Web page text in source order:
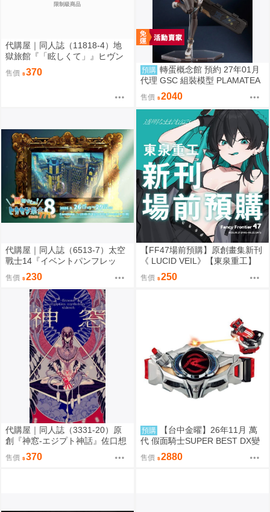
限制級商品
代購屋｜同人誌（11818-4）地
獄旅館『「眩しくて」』ヒヴン
ショウ ないない★ぱらだいす
售價 370 預購 轉蛋概念館 預約 27年01月
代理 GSC 組裝模型 PLAMATEA
繪師toridamono MX醬 約16公分
售價 2040
代購屋｜同人誌（6513-7）太空
戰士14『イベントパンフレッ
ト』【頭割り】運営 なては
售價 230
【FF47場前預購】原創畫集新刊
《 LUCID VEIL》【東泉重工】
售價 250
代購屋｜同人誌（3331-20）原
創『神窓-エジプト神話』佐口想
ORO
售價 370
預購
【台中金曜】26年11月 萬
代 假面騎士SUPER BEST DX變
身腰帶Drive驅動器&移速手鐲 再
版 0814
售價 2880